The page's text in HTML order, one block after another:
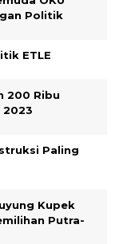
Politik
ETLE
200 Ribu
2023
Paling
Kupek
Putra-